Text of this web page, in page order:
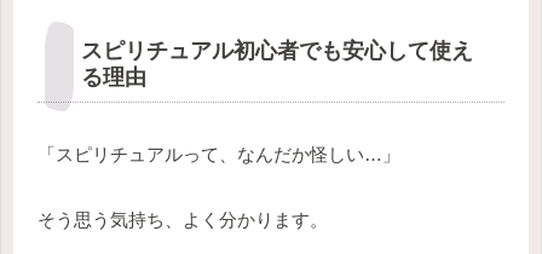
スピリチュアル初心者でも安心して使え
る理由
「スピリチュアルって、なんだか怪しい…」
そう思う気持ち、よく分かります。